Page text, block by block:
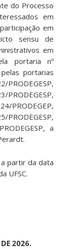
do Processo
em
em
sensu de
em
portaria nº
portarias
PRODEGEP,
a
partir da data
UFSC.
2026.